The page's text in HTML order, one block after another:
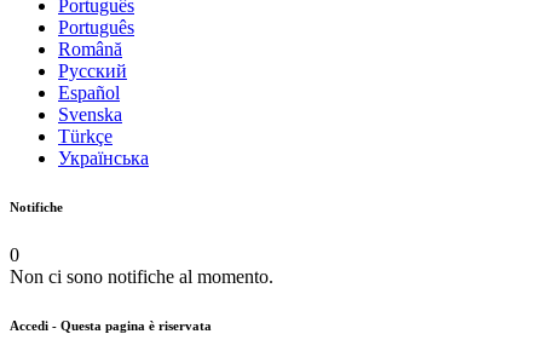
Português
Português
Română
Русский
Español
Svenska
Türkçe
Українська
Notifiche
0
Non ci sono notifiche al momento.
Accedi - Questa pagina è riservata